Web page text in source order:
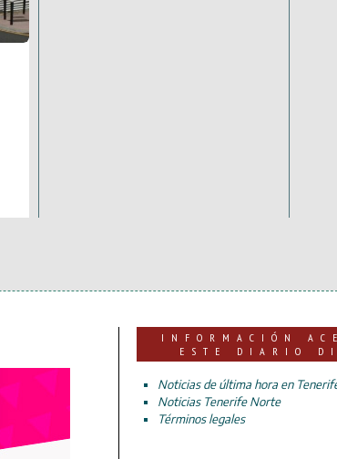
INFORMACIÓN
ESTE DIARIO
Noticias de última hora en
Noticias Tenerife Norte
Términos legales